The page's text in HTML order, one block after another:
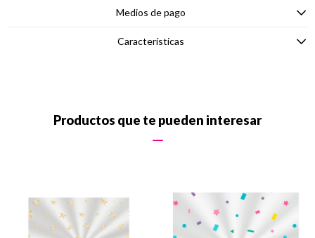
Medios de pago
Características
Productos que te pueden interesar